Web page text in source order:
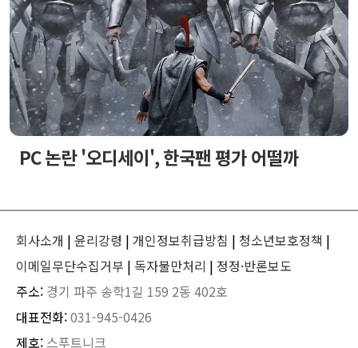
PC 논란 '오디세이', 한국팬 평가 어떨까
회사소개 | 윤리강령 | 개인정보취급방침 | 청소년보호정책 |
이메일무단수집거부 | 독자불만처리 | 정정·반론보도
주소: 경기 파주 송학1길 159 2동 402호
대표전화:031-945-0426
제호: 스푸트니크